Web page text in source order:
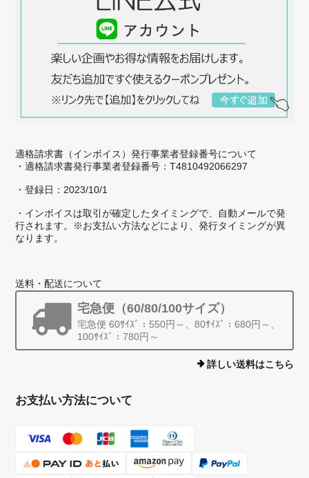
適格請求書（インボイス）発行事業者登録番号について
・適格請求書発行事業者登録番号：T4810492066297
・登録日：2023/10/1
・インボイスは取引が確定したタイミングで、自動メールで発
行されます。※お支払い方法などにより、発行タイミングが異
なります。
送料・配送について
宅急便（60/80/100サイズ）
宅急便 60ｻｲｽﾞ：550円～、80ｻｲｽﾞ：680円～、
100ｻｲｽﾞ：780円～
詳しい送料はこちら
お支払い方法について